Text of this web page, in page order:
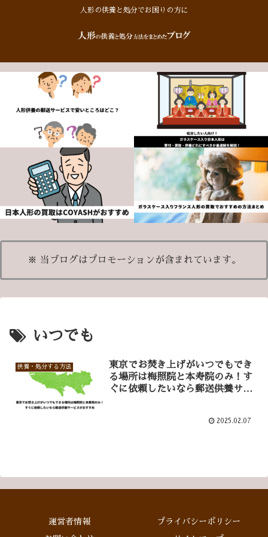
人形の供養と処分でお困りの方に
※ 当ブログはプロモーションが含まれています。
いつでも
供養・処分する方法
東京でお焚き上げがいつでもでき
る場所は梅照院と本寿院のみ！す
ぐに依頼したいなら郵送供養サー
2025.02.07
運営者情報 プライバシーポリシー